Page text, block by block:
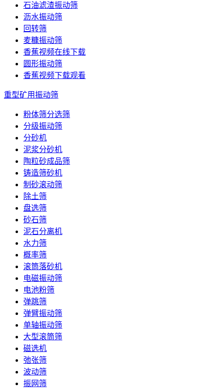
石油滤渣振动筛
沥水振动筛
回转筛
麦糠振动筛
香蕉视频在线下载
圆形振动筛
香蕉视频下载观看
重型矿用振动筛
粉体筛分选筛
分级振动筛
分砂机
泥浆分砂机
陶粒砂成品筛
铸造筛砂机
制砂滚动筛
除土筛
盘选筛
砂石筛
泥石分离机
水力筛
概率筛
滚筒落砂机
电磁振动筛
电池粉筛
弹跳筛
弹臂振动筛
单轴振动筛
大型滚筒筛
磁选机
弛张筛
波动筛
振网筛